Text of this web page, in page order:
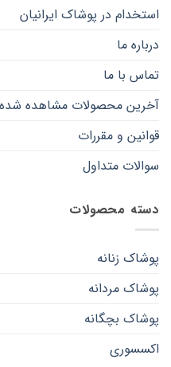
استخدام در پوشاک ایرانیان
درباره ما
تماس با ما
آخرین محصولات مشاهده شده
قوانین و مقررات
سوالات متداول
دسته محصولات
پوشاک زنانه
پوشاک مردانه
پوشاک بچگانه
اکسسوری